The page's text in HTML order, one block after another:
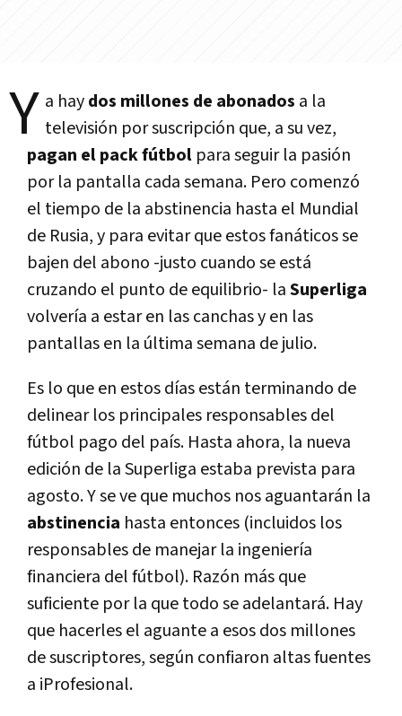
Y a haydos millones de abonados a la
televisión por suscripción que, a su vez,
pagan el pack fútbol para seguir la pasión
por la pantalla cada semana. Pero comenzó
el tiempo de la abstinencia hasta el Mundial
de Rusia, y para evitar que estos fanáticos se
bajen del abono -justo cuando se está
cruzando el punto de equilibrio- laSuperliga
volverí­a a estar en las canchas y en las
pantallas en la última semana de julio.
Es lo que en estos dí­as están terminando de
delinear los principales responsables del
fútbol pago del paí­s. Hasta ahora, la nueva
edición de la Superliga estaba prevista para
agosto. Y se ve que muchos nos aguantarán la
abstinencia hasta entonces (incluidos los
responsables de manejar la ingenierí­a
financiera del fútbol). Razón más que
suficiente por la que todo se adelantará. Hay
que hacerles el aguante a esos dos millones
de suscriptores, según confiaron altas fuentes
a iProfesional.